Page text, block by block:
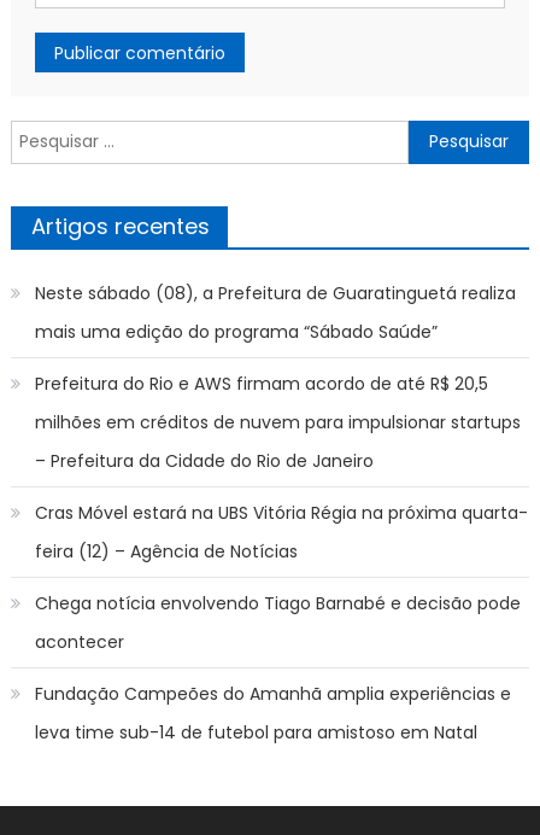
Pesquisar
por:
Artigos recentes
Neste sábado (08), a Prefeitura de Guaratinguetá realiza
mais uma edição do programa “Sábado Saúde”
Prefeitura do Rio e AWS firmam acordo de até R$ 20,5
milhões em créditos de nuvem para impulsionar startups
– Prefeitura da Cidade do Rio de Janeiro
Cras Móvel estará na UBS Vitória Régia na próxima quarta-
feira (12) – Agência de Notícias
Chega notícia envolvendo Tiago Barnabé e decisão pode
acontecer
Fundação Campeões do Amanhã amplia experiências e
leva time sub-14 de futebol para amistoso em Natal